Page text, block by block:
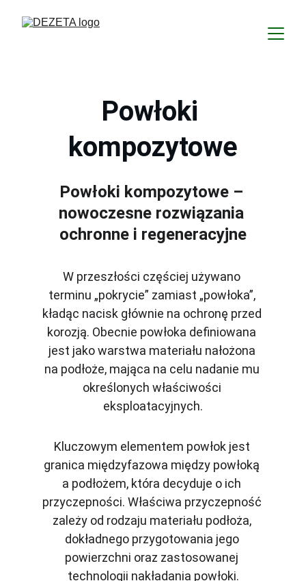
Powłoki
kompozytowe
Powłoki kompozytowe –
nowoczesne rozwiązania
ochronne i regeneracyjne
W przeszłości częściej używano
terminu „pokrycie” zamiast „powłoka”,
kładąc nacisk głównie na ochronę przed
korozją. Obecnie powłoka definiowana
jest jako warstwa materiału nałożona
na podłoże, mająca na celu nadanie mu
określonych właściwości
eksploatacyjnych.
Kluczowym elementem powłok jest
granica międzyfazowa między powłoką
a podłożem, która decyduje o ich
przyczepności. Właściwa przyczepność
zależy od rodzaju materiału podłoża,
dokładnego przygotowania jego
powierzchni oraz zastosowanej
technologii nakładania powłoki.